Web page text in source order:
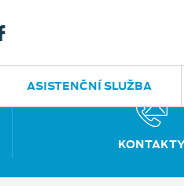
ASISTENČNÍ SLUŽBA